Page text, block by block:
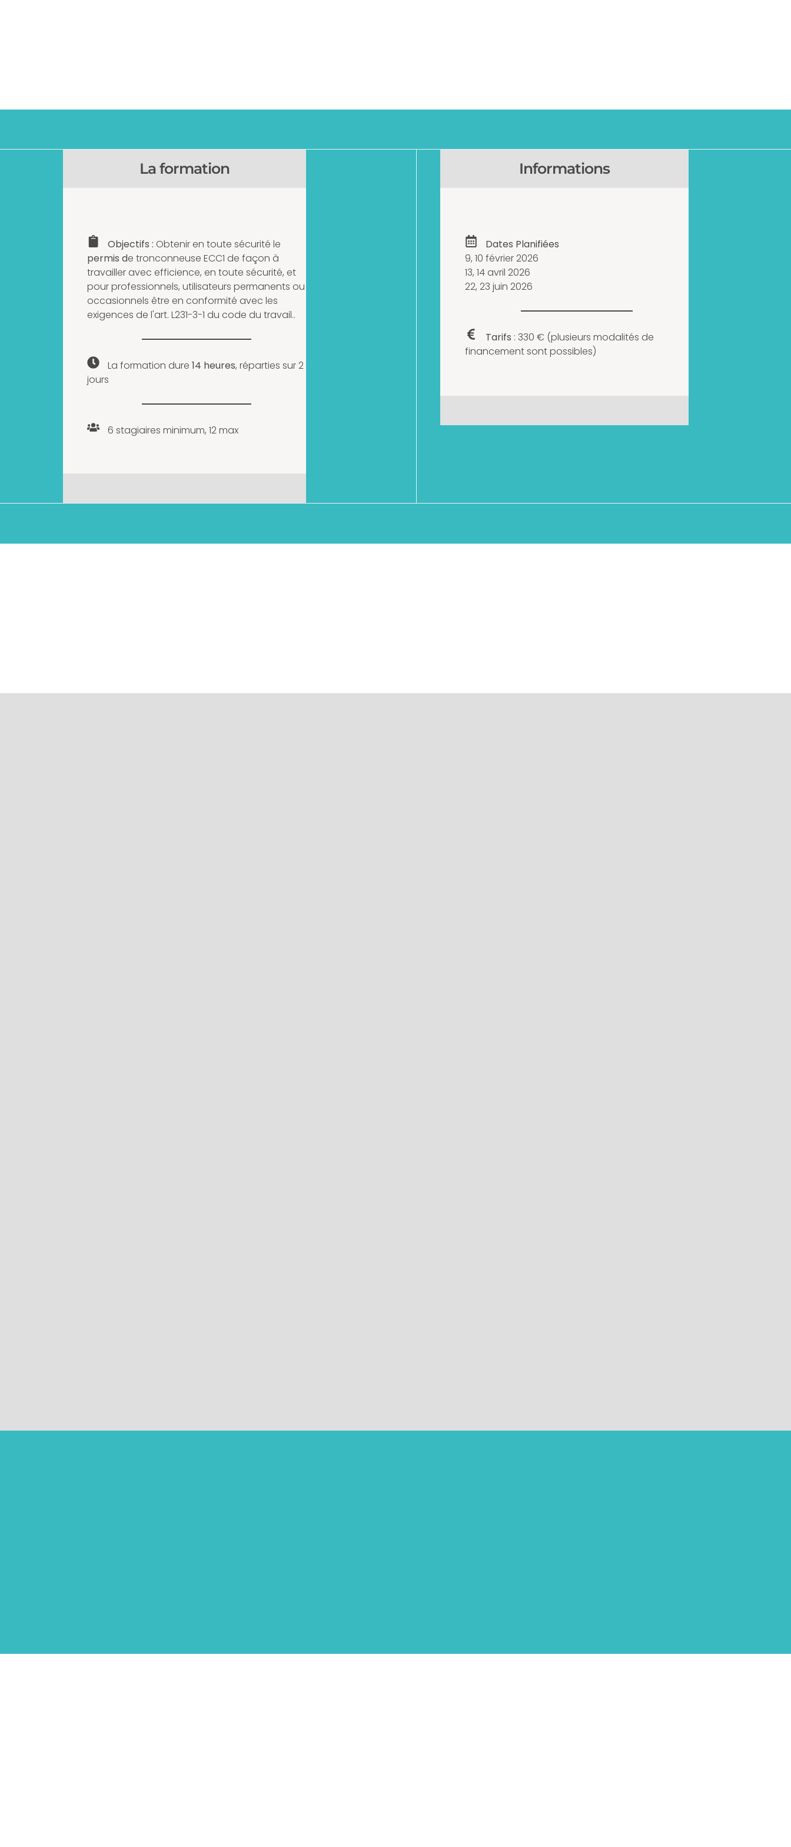
La formation
Objectifs : Obtenir en toute sécurité le
permis de tronconneuse ECC1 de façon à
travailler avec efficience, en toute sécurité, et
pour professionnels, utilisateurs permanents ou
occasionnels être en conformité avec les
exigences de l'art. L231-3-1 du code du travail..
La formation dure14 heures, réparties sur 2
jours
6 stagiaires minimum, 12 max
Informations
Dates Planifiées
9, 10 février 2026
13, 14 avril 2026
22, 23 juin 2026
Tarifs : 330 € (plusieurs modalités de
financement sont possibles)